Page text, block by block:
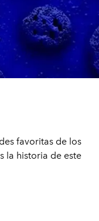
favoritas de los
la historia de este